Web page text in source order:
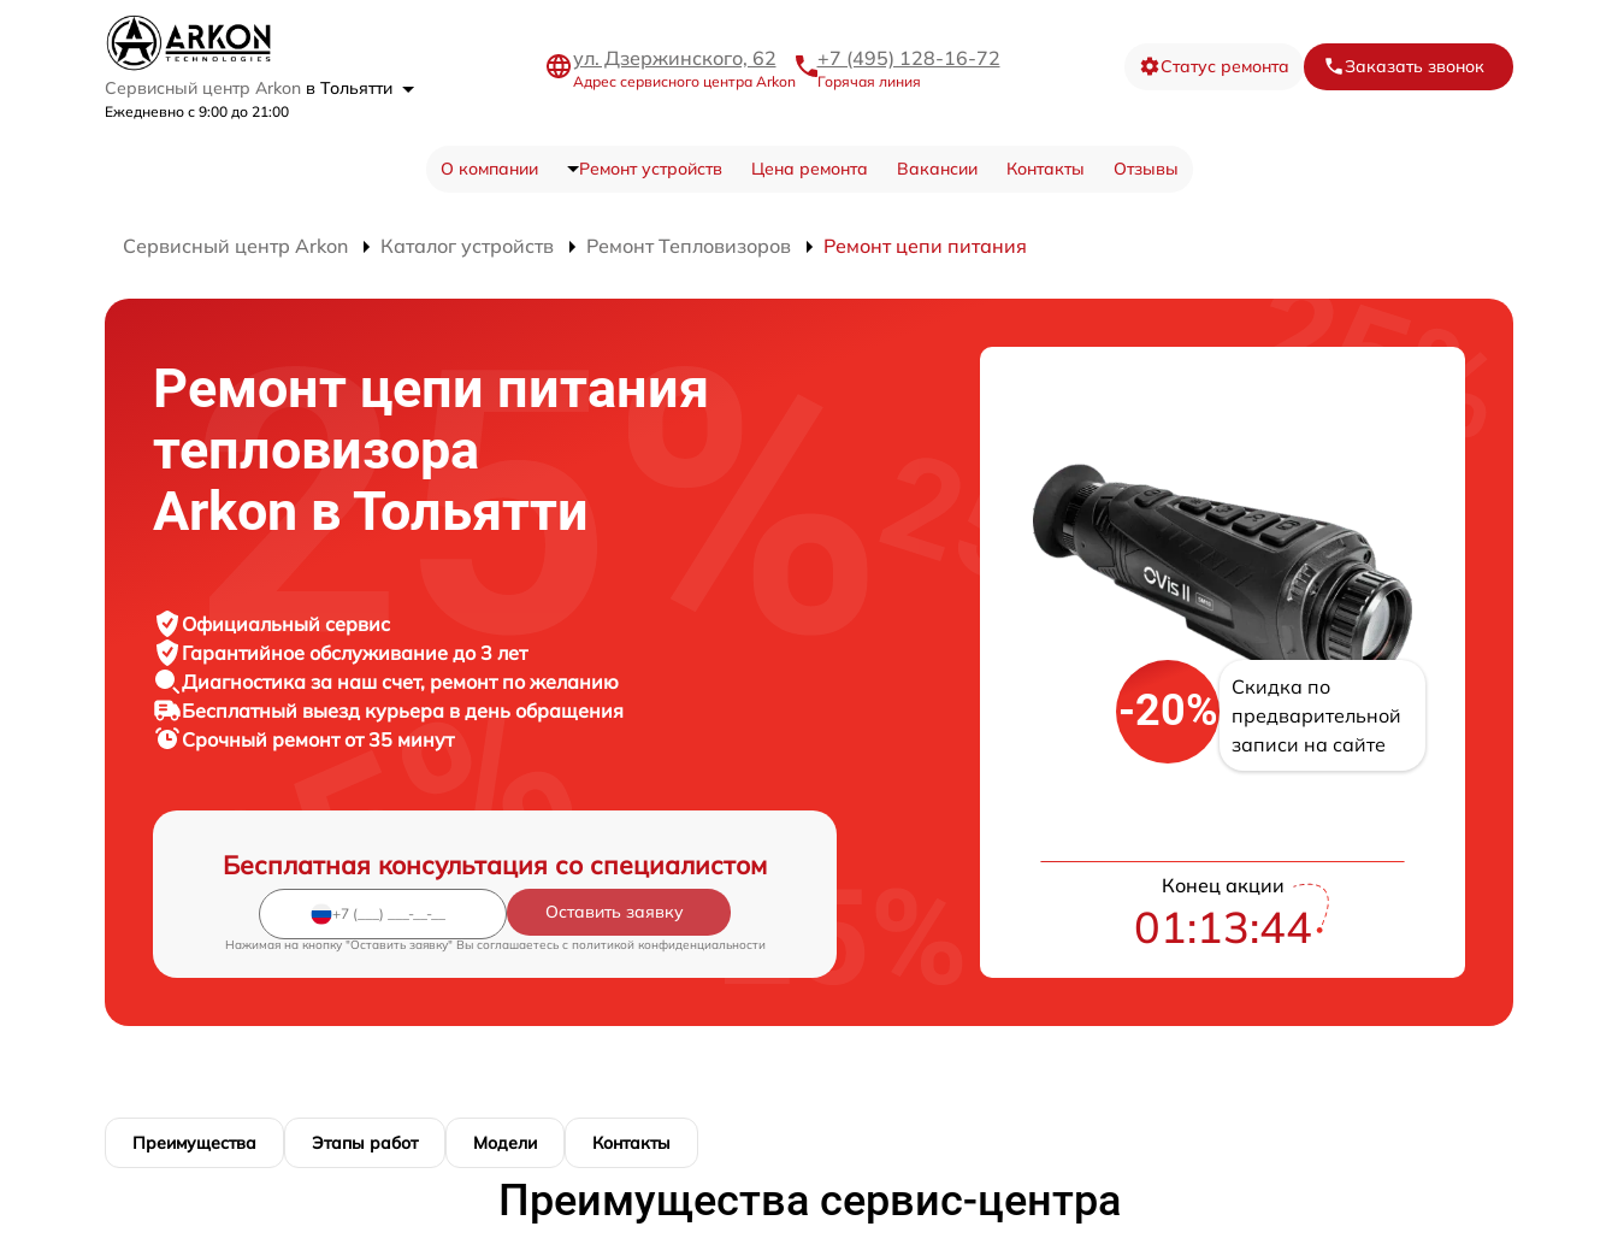
Сервисный центр Arkon в Тольятти
Ежедневно с 9:00 до 21:00
ул. Дзержинского, 62
Адрес сервисного центра Arkon
+7 (495) 128-16-72
Горячая линия
Статус ремонта Заказать звонок
О компании Ремонт устройств Цена ремонта Вакансии Контакты Отзывы
Сервисный центр Arkon Каталог устройств Ремонт Тепловизоров Ремонт цепи питания
Ремонт цепи питания
тепловизора
Arkon в Тольятти
Официальный сервис
Гарантийное обслуживание до 3 лет
Диагностика за наш счет, ремонт по желанию
Бесплатный выезд курьера в день обращения
Срочный ремонтот 35 минут
Бесплатная консультация со специалистом
Оставить заявку
Нажимая на кнопку "Оставить заявку" Вы соглашаетесь c политикой конфиденциальности
-20%
Скидка по
предварительной
записи на сайте
Конец акции
01:13:43
Преимущества Этапы работ Модели Контакты
Преимущества сервис-центра